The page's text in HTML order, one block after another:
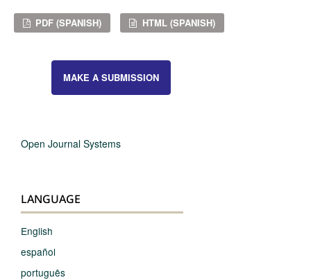
PDF (SPANISH) HTML (SPANISH)
MAKE A SUBMISSION
Open Journal Systems
LANGUAGE
English
español
português